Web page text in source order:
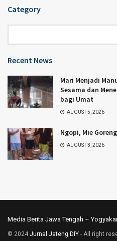
Category
Recent News
Mari Menjadi
Sesama dan
bagi Umat
AUGUST 5, 2026
Ngopi, Mie
AUGUST 3, 2026
Media Berita Jawa Tengah –
© 2024 Jurnal Jateng DIY - All right